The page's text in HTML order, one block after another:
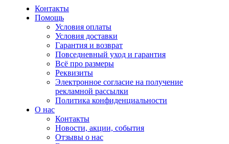
Контакты
Помощь
Условия оплаты
Условия доставки
Гарантия и возврат
Повседневный уход и гарантия
Всё про размеры
Реквизиты
Электронное согласие на получение
рекламной рассылки
Политика конфиденциальности
О нас
Контакты
Новости, акции, события
Отзывы о нас